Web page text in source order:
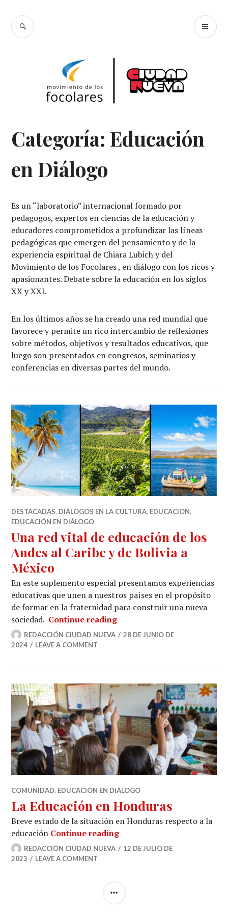
content
SEARCH
Categoría: Educación
en Diálogo
Es un “laboratorio” internacional formado por
pedagogos, expertos en ciencias de la educación y
educadores comprometidos a profundizar las líneas
pedagógicas que emergen del pensamiento y de la
experiencia espiritual de Chiara Lubich y del
Movimiento de los Focolares , en diálogo con los ricos y
apasionantes. Debate sobre la educación en los siglos
XX y XXI.
En los últimos años se ha creado una red mundial que
favorece y permite un rico intercambio de reflexiones
sobre métodos, objetivos y resultados educativos, que
luego son presentados en congresos, seminarios y
conferencias en diversas partes del mundo.
DESTACADAS, DIÁLOGOS EN LA CULTURA, EDUCACION,
EDUCACIÓN EN DIÁLOGO
Una red vital de educación de los
Andes al Caribe y de Bolivia a
México
En este suplemento especial presentamos experiencias
educativas que unen a nuestros países en el propósito
de formar en la fraternidad para construir una nueva
sociedad. Continue readingUna red vital de educación
REDACCIÓN CIUDAD NUEVA
28 DE JUNIO DE
2024
LEAVE A COMMENT
COMUNIDAD, EDUCACIÓN EN DIÁLOGO
La Educación en Honduras
Breve estado de la situación en Honduras respecto a la
educación Continue readingLa Educación en Honduras
REDACCIÓN CIUDAD NUEVA
12 DE JULIO DE
2023
LEAVE A COMMENT
SIDEBAR